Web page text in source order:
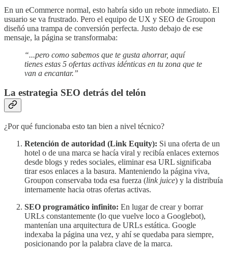
En un eCommerce normal, esto habría sido un rebote inmediato. El
usuario se va frustrado. Pero el equipo de UX y SEO de Groupon
diseñó una trampa de conversión perfecta. Justo debajo de ese
mensaje, la página se transformaba:
“...pero como sabemos que te gusta ahorrar, aquí
tienes estas 5 ofertas activas idénticas en tu zona que te
van a encantar.”
La estrategia SEO detrás del telón
¿Por qué funcionaba esto tan bien a nivel técnico?
Retención de autoridad (Link Equity): Si una oferta de un
hotel o de una marca se hacía viral y recibía enlaces externos
desde blogs y redes sociales, eliminar esa URL significaba
tirar esos enlaces a la basura. Manteniendo la página viva,
Groupon conservaba toda esa fuerza (link juice) y la distribuía
internamente hacia otras ofertas activas.
SEO programático infinito: En lugar de crear y borrar
URLs constantemente (lo que vuelve loco a Googlebot),
mantenían una arquitectura de URLs estática. Google
indexaba la página una vez, y ahí se quedaba para siempre,
posicionando por la palabra clave de la marca.